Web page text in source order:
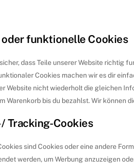
oder funktionelle Cookies
dass Teile unserer Website richtig
Cookies machen wir es dir
Website nicht wiederholt die gleichen
Warenkorb bis du bezahlst. Wir können
Tracking-Cookies
sind Cookies oder eine andere
werden, um Werbung anzuzeigen